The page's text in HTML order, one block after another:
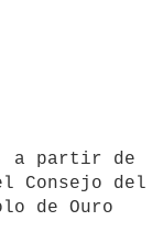
Consejo del
de Ouro